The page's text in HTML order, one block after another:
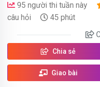
95 người thi tuần này
câu hỏi
45 phút
Chia sẻ
Giao bài